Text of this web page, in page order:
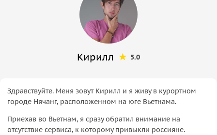
Кирилл 5.0
Здравствуйте. Меня зовут Кирилл и я живу в курортном
городе Нячанг, расположенном на юге Вьетнама.
Приехав во Вьетнам, я сразу обратил внимание на
отсутствие сервиса, к которому привыкли россияне.